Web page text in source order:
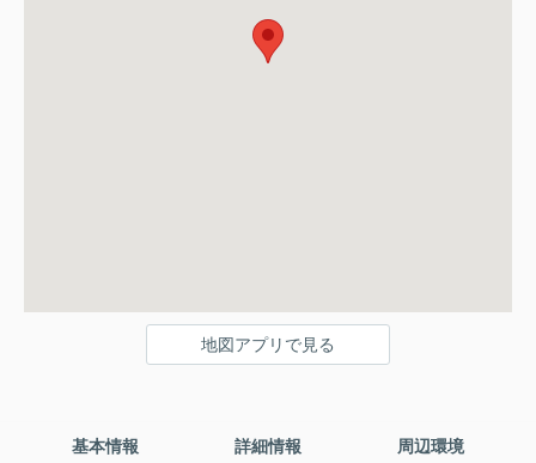
地図アプリで見る
基本情報 詳細情報 周辺環境